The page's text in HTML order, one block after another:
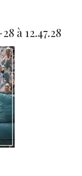
à 12.47.28